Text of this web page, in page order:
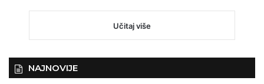
Učitaj više
NAJNOVIJE